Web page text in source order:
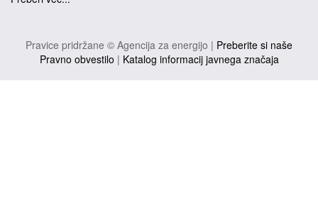
Pravice pridržane © Agencija za energijo | Preberite si naše
Pravno obvestilo | Katalog informacij javnega značaja